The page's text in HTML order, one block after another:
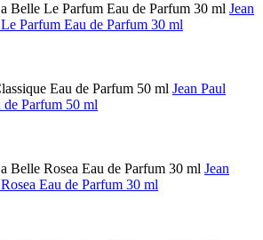
Jean
Parfum Eau de Parfum 30 ml
Jean Paul
Parfum 50 ml
Jean
Eau de Parfum 30 ml